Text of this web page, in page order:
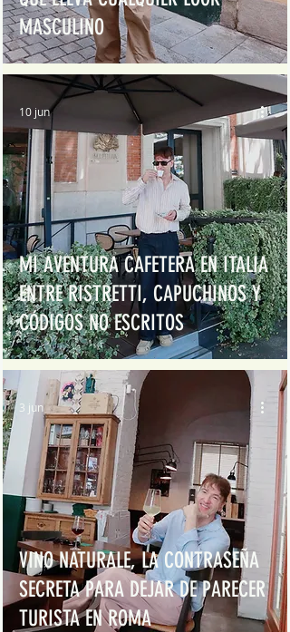
MASCULINO
MI AVENTURA CAFETERA EN ITALIA
ENTRE RISTRETTI, CAPUCHINOS Y
CÓDIGOS NO ESCRITOS
10 jun
VINO NATURALE, LA CONTRASEÑA
SECRETA PARA DEJAR DE PARECER
TURISTA EN ROMA
3 jun